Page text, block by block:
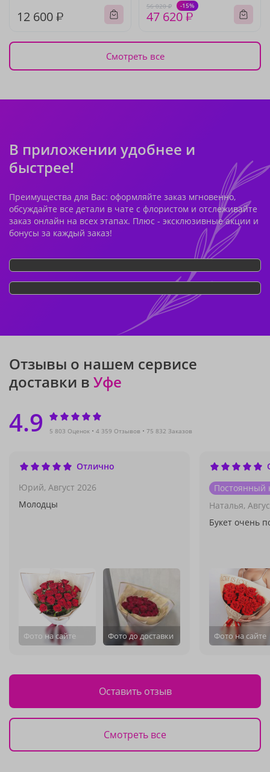
12 600 ₽
56 020 ₽ -15%
47 620 ₽
Смотреть все
В приложении удобнее и
быстрее!
Преимущества для Вас: оформляйте заказ мгновенно,
обсуждайте все детали в чате с флористом и отслеживайте
заказ онлайн на всех этапах. Плюс - эксклюзивные акции и
бонусы за каждый заказ!
Отзывы о нашем сервисе
доставки в Уфе
4.9 5 803 Оценок 4 359 Отзывов 75 832 Заказов
Отлично
Юрий, Август 2026
Молодцы
Фото на сайте Фото до доставки
Постоянный
Наталья,
Букет очень
Фото на сайте
Оставить отзыв
Смотреть все